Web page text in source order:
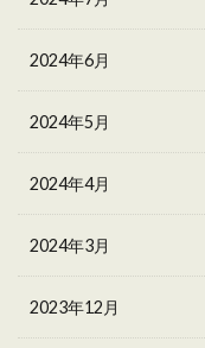
2024年6月
2024年5月
2024年4月
2024年3月
2023年12月